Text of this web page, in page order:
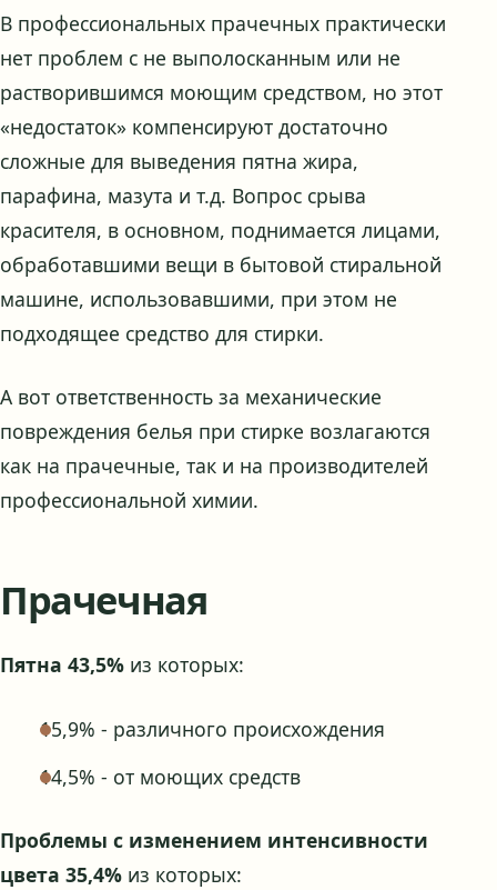
В профессиональных прачечных практически
нет проблем с не выполосканным или не
растворившимся моющим средством, но этот
«недостаток» компенсируют достаточно
сложные для выведения пятна жира,
парафина, мазута и т.д. Вопрос срыва
красителя, в основном, поднимается лицами,
обработавшими вещи в бытовой стиральной
машине, использовавшими, при этом не
подходящее средство для стирки.
А вот ответственность за механические
повреждения белья при стирке возлагаются
как на прачечные, так и на производителей
профессиональной химии.
Прачечная
Пятна 43,5% из которых:
15,9% - различного происхождения
14,5% - от моющих средств
Проблемы с изменением интенсивности
цвета 35,4% из которых: